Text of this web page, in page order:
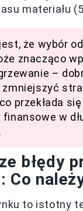
materiału
że wybór
znacząco
–
przekłada
w
błędy
Co
to istotny